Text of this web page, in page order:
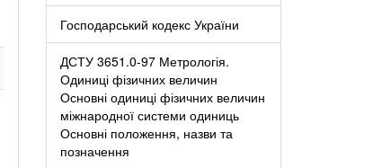
Господарський кодекс України
ДСТУ 3651.0-97 Метрологія.
Одиниці фізичних величин
Основні одиниці фізичних величин
міжнародної системи одиниць
Основні положення, назви та
позначення